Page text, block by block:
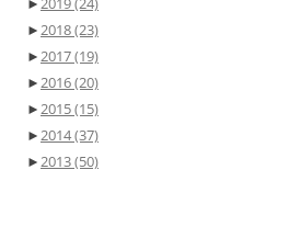
► 2018(23)
► 2017(19)
► 2016(20)
► 2015(15)
► 2014(37)
► 2013(50)